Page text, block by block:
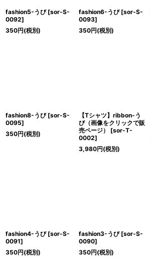
fashion5-うび [sor-S-
0092]
350円(税別)
fashion6-うび [sor-S-
0093]
350円(税別)
fashion8-うび [sor-S-
0095]
350円(税別)
【Tシャツ】ribbon-う
び（画像をクリックで販
売ページ）
[sor-T-
0002]
3,980円(税別)
fashion4-うび [sor-S-
0091]
350円(税別)
fashion3-うび [sor-S-
0090]
350円(税別)